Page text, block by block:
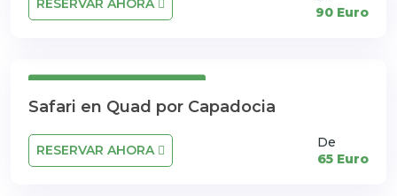
RESERVAR AHORA
90 Euro
Safari en Quad por Capadocia
RESERVAR AHORA
De
65 Euro